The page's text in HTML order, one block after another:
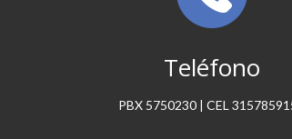
Teléfono
PBX 5750230 | CEL